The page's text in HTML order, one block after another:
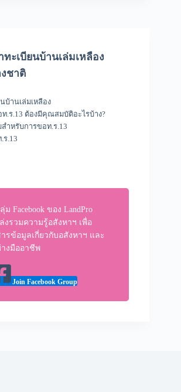
ทะเบียนบ้านเล่มเหลือง
ชาติ
บ้านเล่มเหลือง
.ร.13 ต้องมีคุณสมบัติอะไรบ้าง?
สำหรับการขอท.ร.13
.13
ม Facebook ของ LandPro
งรวมความรู้อสังหาฯ เพื่อ
รข้อมูลเกี่ยวกับอสังหาฯ และ
งมืออาชีพ
Join Facebook Group